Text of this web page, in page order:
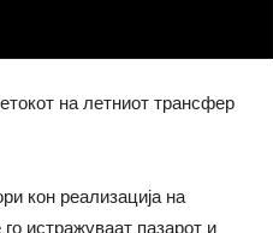
на летниот трансфер
кон реализација на
истражуваат пазарот и